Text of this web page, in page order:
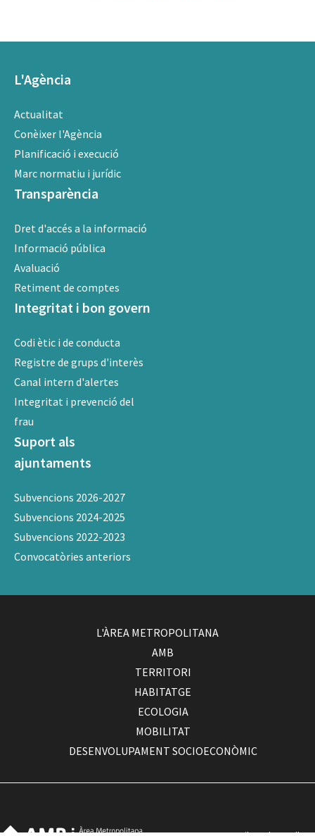
L'Agència
Actualitat
Conèixer l'Agència
Planificació i execució
Marc normatiu i jurídic
Transparència
Dret d'accés a la informació
Informació pública
Avaluació
Retiment de comptes
Integritat i bon govern
Codi ètic i de conducta
Registre de grups d'interès
Canal intern d'alertes
Integritat i prevenció del
frau
Suport als
ajuntaments
Subvencions 2026-2027
Subvencions 2024-2025
Subvencions 2022-2023
Convocatòries anteriors
L'ÀREA METROPOLITANA
AMB
TERRITORI
HABITATGE
ECOLOGIA
MOBILITAT
DESENVOLUPAMENT SOCIOECONÒMIC